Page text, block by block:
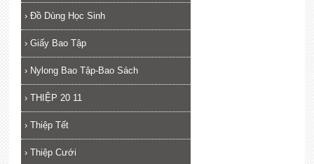
› Đồ Dùng Học Sinh
› Giấy Bao Tập
› Nylong Bao Tập-Bao Sách
› THIỆP 20 11
› Thiệp Tết
› Thiệp Cưới